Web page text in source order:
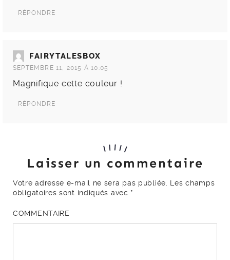
RÉPONDRE
FAIRYTALESBOX
SEPTEMBRE 11, 2015 À 10:05
Magnifique cette couleur !
RÉPONDRE
Laisser un commentaire
Votre adresse e-mail ne sera pas publiée.
Les champs
obligatoires sont indiqués avec *
COMMENTAIRE